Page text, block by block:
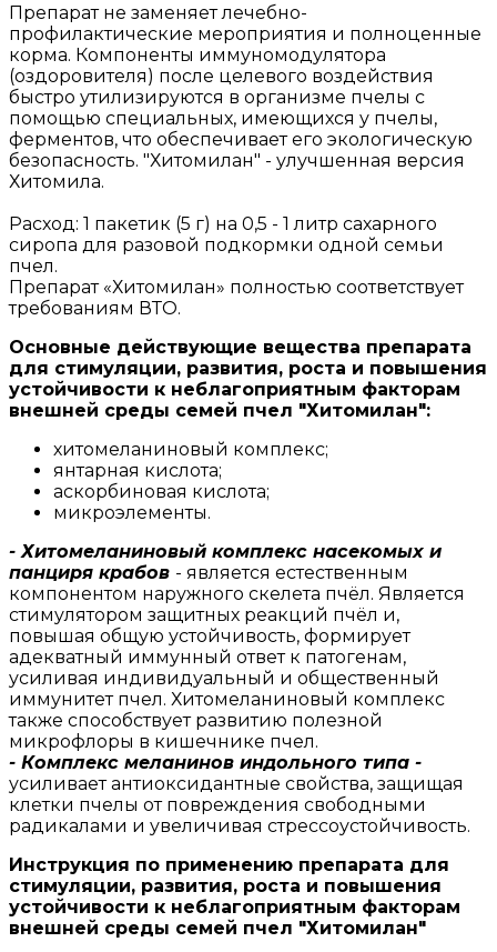
Препарат не заменяет лечебно-
профилактические мероприятия и полноценные
корма. Компоненты иммуномодулятора
(оздоровителя) после целевого воздействия
быстро утилизируются в организме пчелы с
помощью специальных, имеющихся у пчелы,
ферментов, что обеспечивает его экологическую
безопасность. "Хитомилан" - улучшенная версия
Хитомила.
Расход: 1 пакетик (5 г) на 0,5 - 1 литр сахарного
сиропа для разовой подкормки одной семьи
пчел.
Препарат «Хитомилан» полностью соответствует
требованиям ВТО.
Основные действующие вещества препарата
для стимуляции, развития, роста и повышения
устойчивости к неблагоприятным факторам
внешней среды семей пчел "Хитомилан":
хитомеланиновый комплекс;
янтарная кислота;
аскорбиновая кислота;
микроэлементы.
- Хитомеланиновый комплекс насекомых и
панциря крабов - является естественным
компонентом наружного скелета пчёл. Является
стимулятором защитных реакций пчёл и,
повышая общую устойчивость, формирует
адекватный иммунный ответ к патогенам,
усиливая индивидуальный и общественный
иммунитет пчел. Хитомеланиновый комплекс
также способствует развитию полезной
микрофлоры в кишечнике пчел.
- Комплекс меланинов индольного типа -
усиливает антиоксидантные свойства, защищая
клетки пчелы от повреждения свободными
радикалами и увеличивая стрессоустойчивость.
Инструкция по применению препарата для
стимуляции, развития, роста и повышения
устойчивости к неблагоприятным факторам
внешней среды семей пчел "Хитомилан"